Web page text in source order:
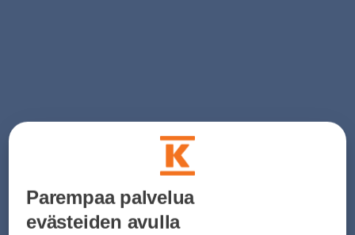
Parempaa palvelua
evästeiden avulla